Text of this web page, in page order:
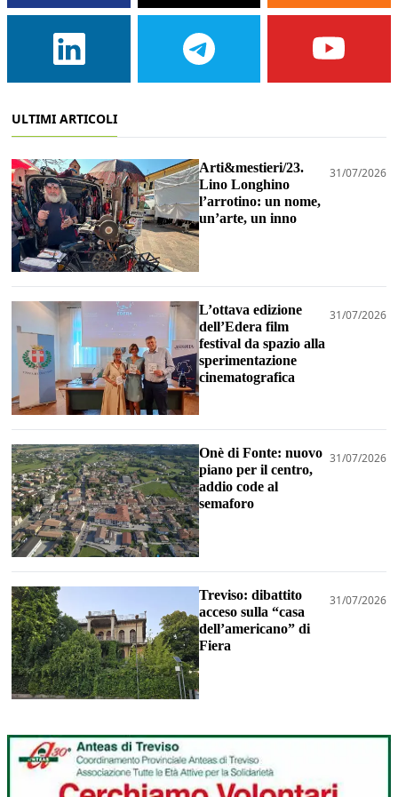
ULTIMI ARTICOLI
Arti&mestieri/23.
Lino Longhino
l’arrotino: un nome,
un’arte, un inno
31/07/2026
L’ottava edizione
dell’Edera film
festival da spazio alla
sperimentazione
cinematografica
31/07/2026
Onè di Fonte: nuovo
piano per il centro,
addio code al
semaforo
31/07/2026
Treviso: dibattito
acceso sulla “casa
dell’americano” di
Fiera
31/07/2026